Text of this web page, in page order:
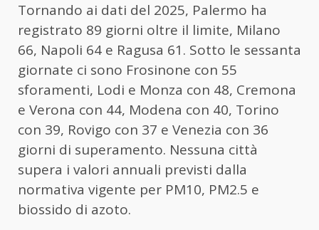
Tornando ai dati del 2025, Palermo ha
registrato 89 giorni oltre il limite, Milano
66, Napoli 64 e Ragusa 61. Sotto le sessanta
giornate ci sono Frosinone con 55
sforamenti, Lodi e Monza con 48, Cremona
e Verona con 44, Modena con 40, Torino
con 39, Rovigo con 37 e Venezia con 36
giorni di superamento. Nessuna città
supera i valori annuali previsti dalla
normativa vigente per PM10, PM2.5 e
biossido di azoto.